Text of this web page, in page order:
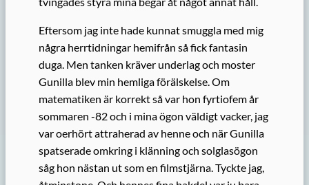
Eftersom jag inte hade kunnat smuggla med mig
några herrtidningar hemifrån så fick fantasin
duga. Men tanken kräver underlag och moster
Gunilla blev min hemliga förälskelse. Om
matematiken är korrekt så var hon fyrtiofem år
sommaren -82 och i mina ögon väldigt vacker, jag
var oerhört attraherad av henne och när Gunilla
spatserade omkring i klänning och solglasögon
såg hon nästan ut som en filmstjärna. Tyckte jag,